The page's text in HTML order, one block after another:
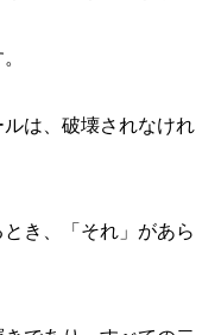
は、破壊されなけれ
き、「それ」があら